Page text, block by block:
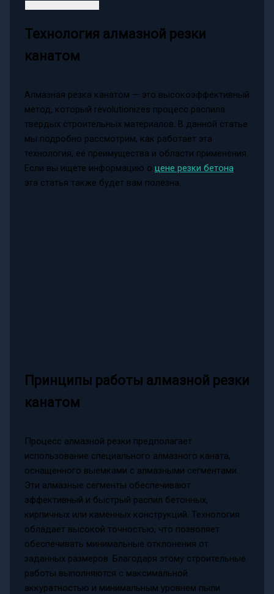
Технология алмазной резки
канатом
Алмазная резка канатом — это высокоэффективный
метод, который revolutionizes процесс распила
твердых строительных материалов. В данной статье
мы подробно рассмотрим, как работает эта
технология, её преимущества и области применения.
Если вы ищете информацию о цене резки бетона,
эта статья также будет вам полезна.
Принципы работы алмазной резки
канатом
Процесс алмазной резки предполагает
использование специального алмазного каната,
оснащенного выемками с алмазными сегментами.
Эти алмазные сегменты обеспечивают
эффективный и быстрый распил бетонных,
кирпичных или каменных конструкций. Технология
обладает высокой точностью, что позволяет
обеспечивать минимальные отклонения от
заданных размеров. Благодаря этому строительные
работы выполняются с максимальной
аккуратностью и минимальным уровнем пыли.